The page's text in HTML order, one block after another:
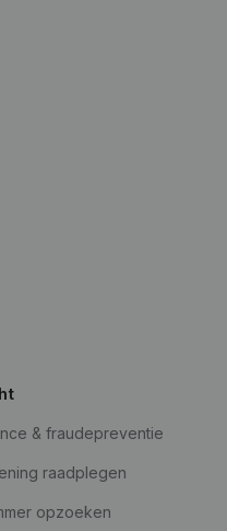
& fraudepreventie
raadplegen
opzoeken